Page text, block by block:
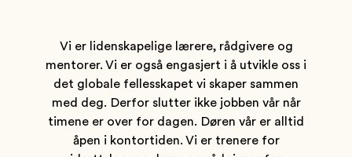
Vi er lidenskapelige lærere, rådgivere og
mentorer. Vi er også engasjert i å utvikle oss i
det globale fellesskapet vi skaper sammen
med deg. Derfor slutter ikke jobben vår når
timene er over for dagen. Døren vår er alltid
åpen i kontortiden. Vi er trenere for